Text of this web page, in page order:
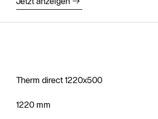
Therm direct 1220x500
1220 mm